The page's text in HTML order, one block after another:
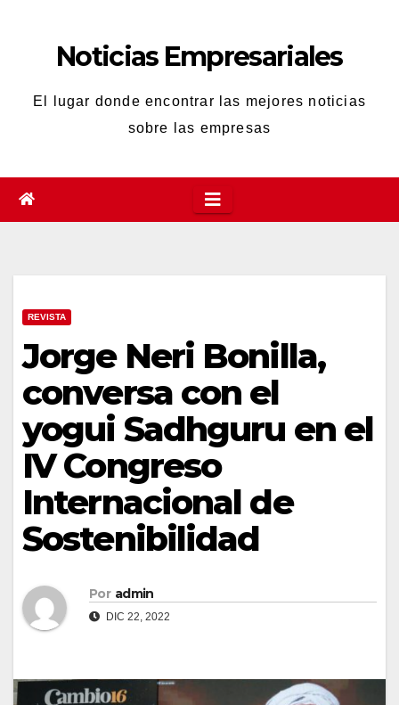
contenidoNoticias Empresariales
El lugar donde encontrar las mejores noticias
sobre las empresas
REVISTA
Jorge Neri Bonilla,
conversa con el
yogui Sadhguru en el
IV Congreso
Internacional de
Sostenibilidad
Por admin
DIC 22, 2022